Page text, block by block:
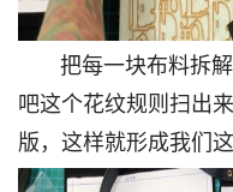
把每一块布料拆解
吧这个花纹规则扫出
版，这样就形成我们这